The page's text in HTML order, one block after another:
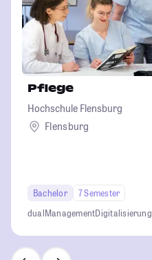
Pflege
Hochschule Flensburg
Flensburg
Bachelor
7 Semester
dualManagementDigitalisierung